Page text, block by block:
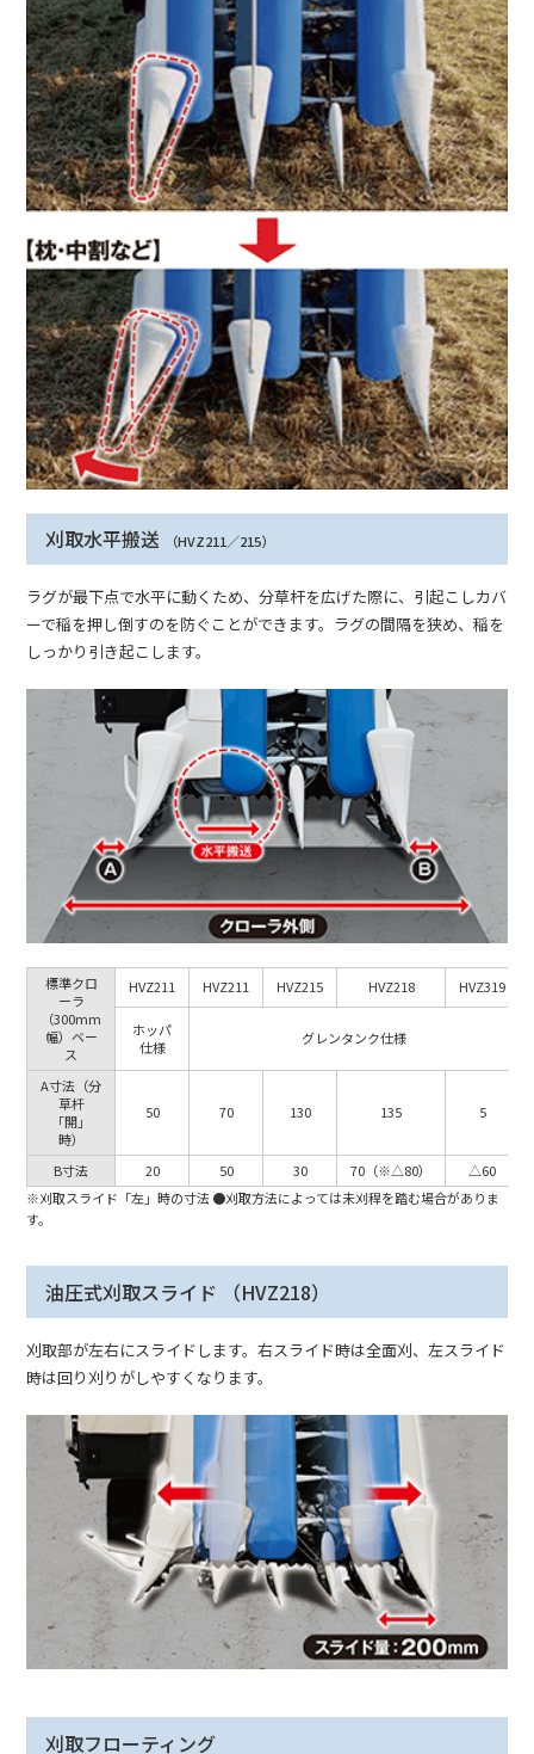
刈取水平搬送 （HVZ211／215）
ラグが最下点で水平に動くため、分草杆を広げた際に、引起こしカバ
ーで稲を押し倒すのを防ぐことができます。ラグの間隔を狭め、稲を
しっかり引き起こします。
標準クロ
ーラ
（300mm
幅）ベー
ス
HVZ211 HVZ211 HVZ215 HVZ218 HVZ319
ホッパ
仕様
グレンタンク仕様
A寸法（分
草杆
「開」
時）
50 70 130 135 5
B寸法 20 50 30 70（※△80）
△60
※刈取スライド「左」時の寸法 ●刈取方法によっては未刈稈を踏む場合がありま
す。
油圧式刈取スライド （HVZ218）
刈取部が左右にスライドします。右スライド時は全面刈、左スライド
時は回り刈りがしやすくなります。
刈取フローティング